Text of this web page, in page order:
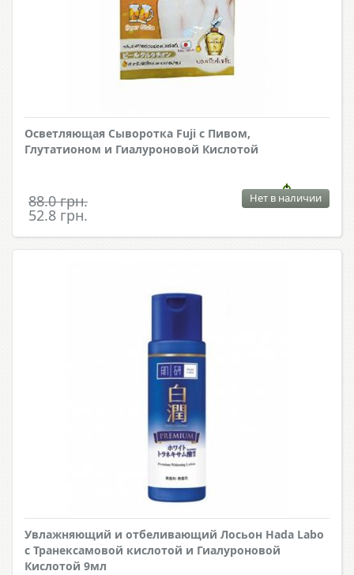
Осветляющая Сыворотка Fuji с Пивом,
Глутатионом и Гиалуроновой Кислотой
88.0 грн.
52.8 грн.
Нет в наличии
Увлажняющий и отбеливающий Лосьон Hada Labo
с Транексамовой кислотой и Гиалуроновой
Кислотой 9мл